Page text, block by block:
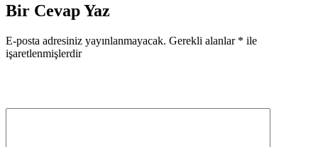
Bir Cevap Yaz
E-posta adresiniz yayınlanmayacak. Gerekli alanlar * ile
işaretlenmişlerdir